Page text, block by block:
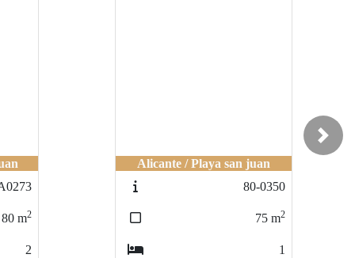
80 m2
2
Alicante / Playa san juan
80-0350
75 m2
1
Next